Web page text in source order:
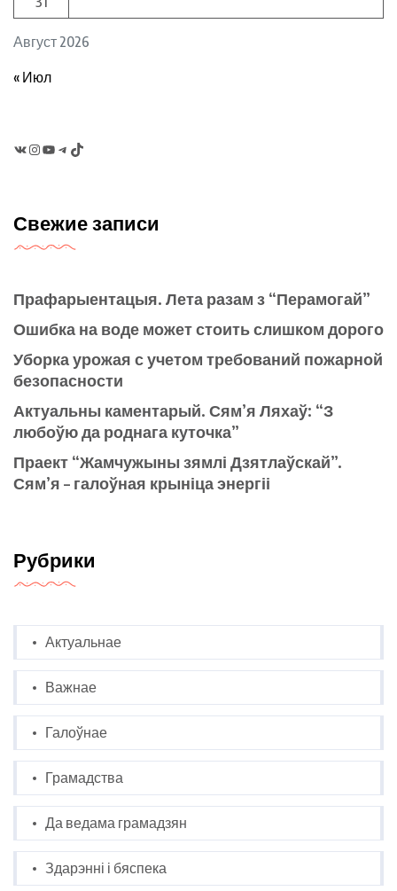
Август 2026
« Июл
Instagram
YouTubeTelegram
TikTok
Свежие записи
Прафарыентацыя. Лета разам з “Перамогай”
Ошибка на воде может стоить слишком дорого
Уборка урожая с учетом требований пожарной
безопасности
Актуальны каментарый. Сям’я Ляхаў: “З
любоўю да роднага куточка”
Праект “Жамчужыны зямлі Дзятлаўскай”.
Сям’я – галоўная крыніца энергіі
Рубрики
Актуальнае
Важнае
Галоўнае
Грамадства
Да ведама грамадзян
Здарэнні і бяспека